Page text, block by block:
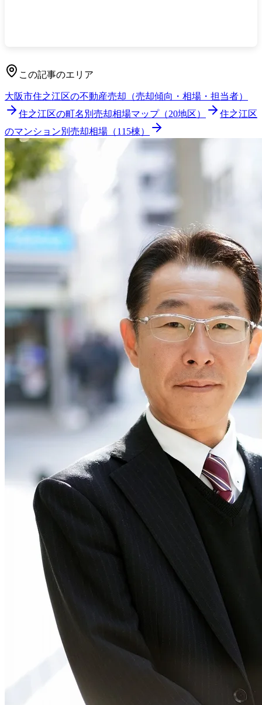
この記事のエリア
大阪市住之江区の不動産売却（売却傾向・相場・担当者）
住之江区の町名別売却相場マップ（20地区）
住之江区
のマンション別売却相場（115棟）